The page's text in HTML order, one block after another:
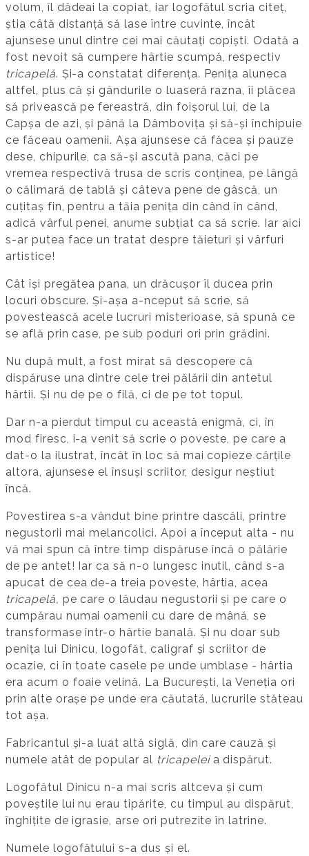
volum, îl dădeai la copiat, iar logofătul scria citeț,
știa câtă distanță să lase între cuvinte, încât
ajunsese unul dintre cei mai căutați copiști. Odată a
fost nevoit să cumpere hârtie scumpă, respectiv
tricapelă. Și-a constatat diferența. Penița aluneca
altfel, plus că și gândurile o luaseră razna, îi plăcea
să privească pe fereastră, din foișorul lui, de la
Capșa de azi, și până la Dâmbovița și să-și închipuie
ce făceau oamenii. Așa ajunsese că făcea și pauze
dese, chipurile, ca să-și ascută pana, căci pe
vremea respectivă trusa de scris conținea, pe lângă
o călimară de tablă și câteva pene de gâscă, un
cuțitaș fin, pentru a tăia penița din când în când,
adică vârful penei, anume subțiat ca să scrie. Iar aici
s-ar putea face un tratat despre tăieturi și vârfuri
artistice!
Cât își pregătea pana, un drăcușor îl ducea prin
locuri obscure. Și-așa a-nceput să scrie, să
povestească acele lucruri misterioase, să spună ce
se află prin case, pe sub poduri ori prin grădini.
Nu după mult, a fost mirat să descopere că
dispăruse una dintre cele trei pălării din antetul
hârtii. Și nu de pe o filă, ci de pe tot topul.
Dar n-a pierdut timpul cu această enigmă, ci, în
mod firesc, i-a venit să scrie o poveste, pe care a
dat-o la ilustrat, încât în loc să mai copieze cărțile
altora, ajunsese el însuși scriitor, desigur neștiut
încă.
Povestirea s-a vândut bine printre dascăli, printre
negustorii mai melancolici. Apoi a început alta - nu
vă mai spun că între timp dispăruse încă o pălărie
de pe antet! Iar ca să n-o lungesc inutil, când s-a
apucat de cea de-a treia poveste, hârtia, acea
tricapelă, pe care o lăudau negustorii și pe care o
cumpărau numai oamenii cu dare de mână, se
transformase într-o hârtie banală. Și nu doar sub
penița lui Dinicu, logofăt, caligraf și scriitor de
ocazie, ci în toate casele pe unde umblase - hârtia
era acum o foaie velină. La București, la Veneția ori
prin alte orașe pe unde era căutată, lucrurile stăteau
tot așa.
Fabricantul și-a luat altă siglă, din care cauză și
numele atât de popular al tricapeleia dispărut.
Logofătul Dinicu n-a mai scris altceva și cum
poveștile lui nu erau tipărite, cu timpul au dispărut,
înghițite de igrasie, arse ori putrezite în latrine.
Numele logofătului s-a dus și el.